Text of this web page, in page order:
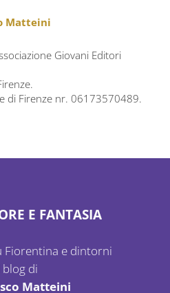
Matteini
Giovani Editori
di Firenze nr. 06173570489.
E FANTASIA
Fiorentina e dintorni
blog di
Matteini